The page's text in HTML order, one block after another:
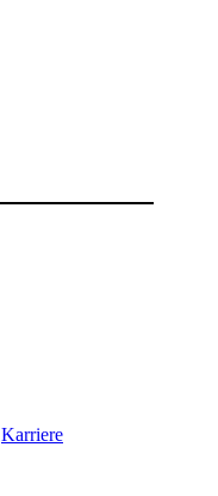
Karriere